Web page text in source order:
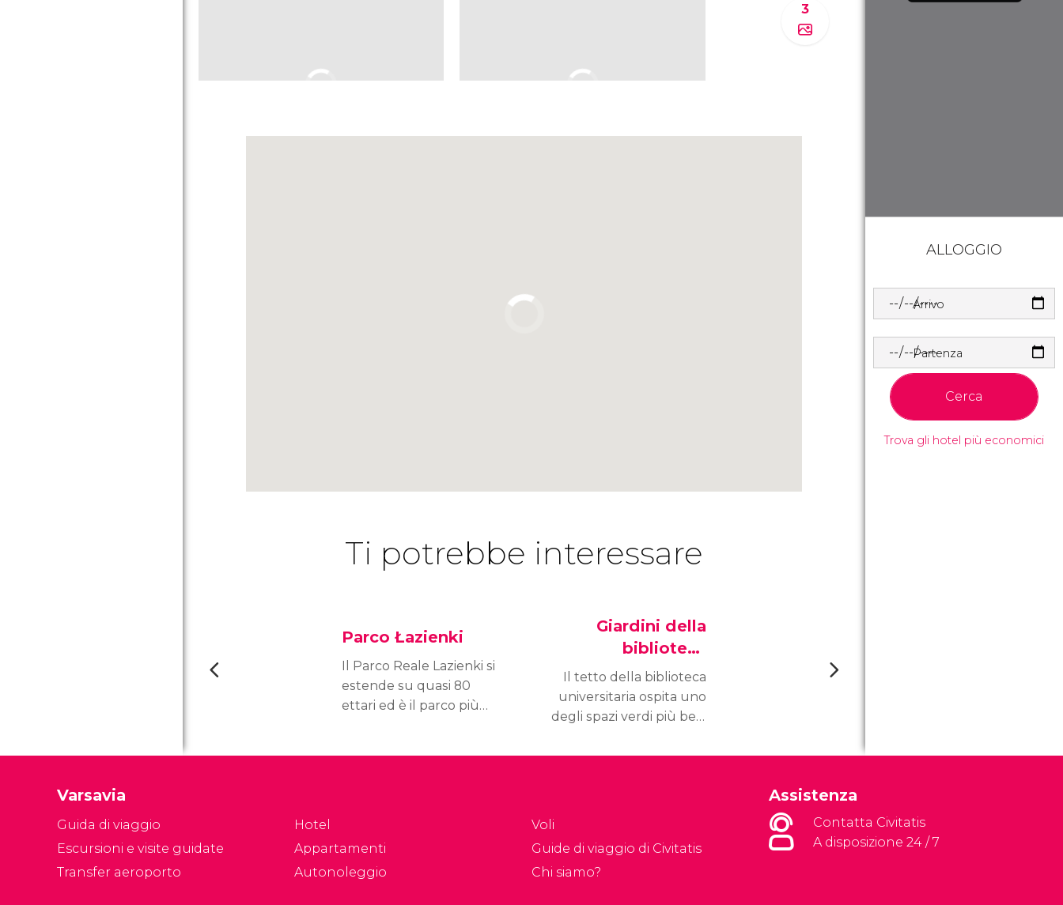
3
Clicca per usare la mappa
Ti potrebbe interessare
Parco Łazienki
Il Parco Reale Lazienki si
estende su quasi 80
ettari ed è il parco più
Giardini della
biblioteca
universitaria
Il tetto della biblioteca
universitaria ospita uno
degli spazi verdi più belli
rigoglioso bosco, con
ALLOGGIO
Arrivo
Partenza
Cerca
Trova gli hotel più economici
Varsavia
Guida di viaggio
Escursioni e visite guidate
Transfer aeroporto
Hotel
Appartamenti
Autonoleggio
Voli
Guide di viaggio di Civitatis
Chi siamo?
Assistenza
Contatta Civitatis
A disposizione 24 / 7